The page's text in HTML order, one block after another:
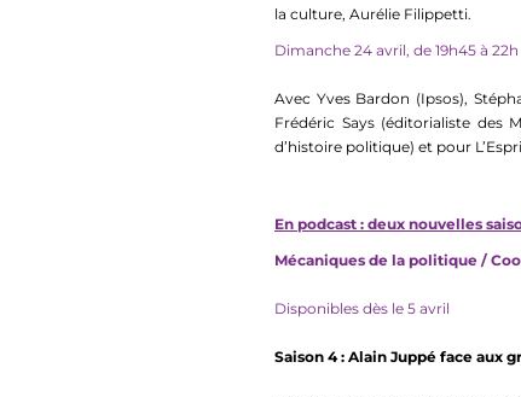
la culture, Aurélie Filippetti.
Dimanche 24 avril, de 19h45 à 22h
Avec Yves Bardon (Ipsos),
Frédéric Says (éditorialiste des
d’histoire politique) et pour
En podcast : deux nouvelles
Mécaniques de la politique /
Disponibles dès le 5 avril
Saison 4 : Alain Juppé face aux